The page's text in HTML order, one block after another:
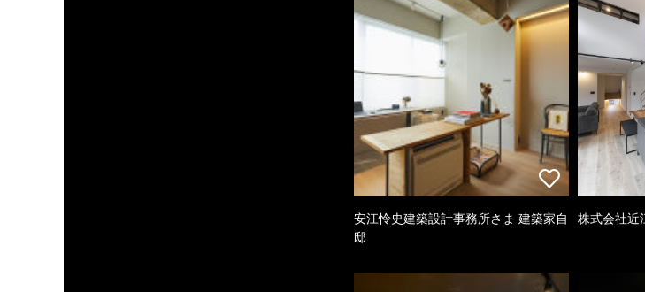
安江怜史建築設計事務所さま 建築家自
邸
株式会社近